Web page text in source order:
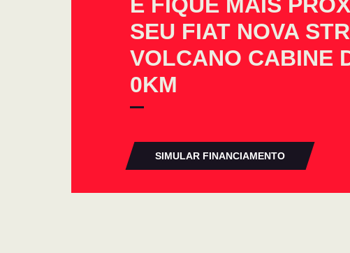
SEU FIAT NOVA
VOLCANO CABINE
0KM
SIMULAR FINANCIAMENTO